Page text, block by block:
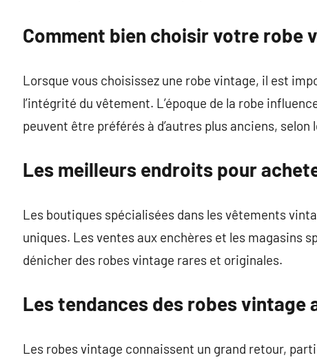
Comment bien choisir votre robe
Lorsque vous choisissez une robe vintage, il est
l’intégrité du vêtement. L’époque de la robe
peuvent être préférés à d’autres plus anciens,
Les meilleurs endroits pour
Les boutiques spécialisées dans les vêtements
uniques. Les ventes aux enchères et les magasins
dénicher des robes vintage rares et originales.
Les tendances des robes vintage
Les robes vintage connaissent un grand retour,